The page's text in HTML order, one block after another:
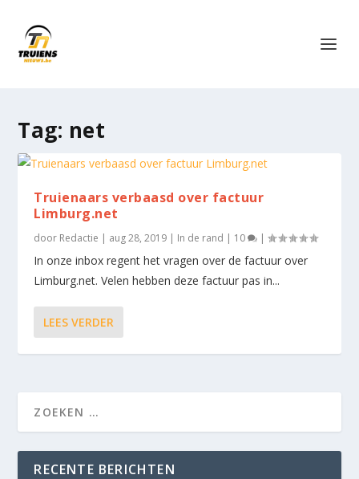
Tag: net
Truienaars verbaasd over factuur
Limburg.net
door Redactie | aug 28, 2019 | In de rand | 10 |
In onze inbox regent het vragen over de factuur over
Limburg.net. Velen hebben deze factuur pas in...
LEES VERDER
RECENTE BERICHTEN